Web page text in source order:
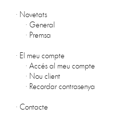
· Novetats
· General
· Premsa
· El meu compte
· Accés al meu compte
· Nou client
· Recordar contrasenya
· Contacte